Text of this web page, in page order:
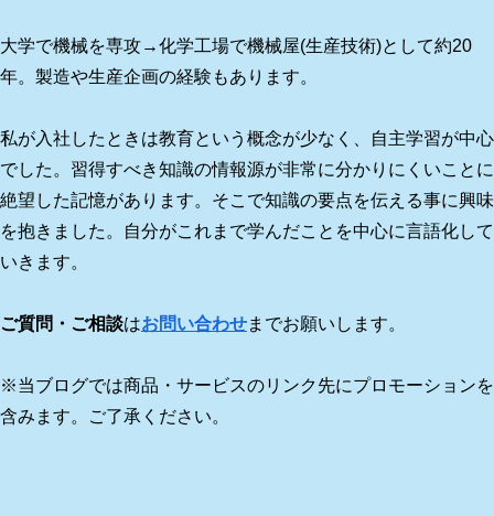
大学で機械を専攻→化学工場で機械屋(生産技術)として約20
年。製造や生産企画の経験もあります。
私が入社したときは教育という概念が少なく、自主学習が中心
でした。習得すべき知識の情報源が非常に分かりにくいことに
絶望した記憶があります。そこで知識の要点を伝える事に興味
を抱きました。自分がこれまで学んだことを中心に言語化して
いきます。
ご質問・ご相談はお問い合わせまでお願いします。
※当ブログでは商品・サービスのリンク先にプロモーションを
含みます。ご了承ください。